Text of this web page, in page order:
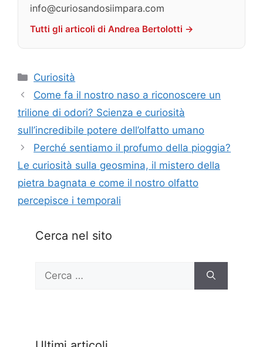
info@curiosandosiimpara.com
Tutti gli articoli di Andrea Bertolotti →
Categorie
Curiosità
Come fa il nostro naso a riconoscere un
trilione di odori? Scienza e curiosità
sull’incredibile potere dell’olfatto umano
Perché sentiamo il profumo della pioggia?
Le curiosità sulla geosmina, il mistero della
pietra bagnata e come il nostro olfatto
percepisce i temporali
Cerca nel sito
per: